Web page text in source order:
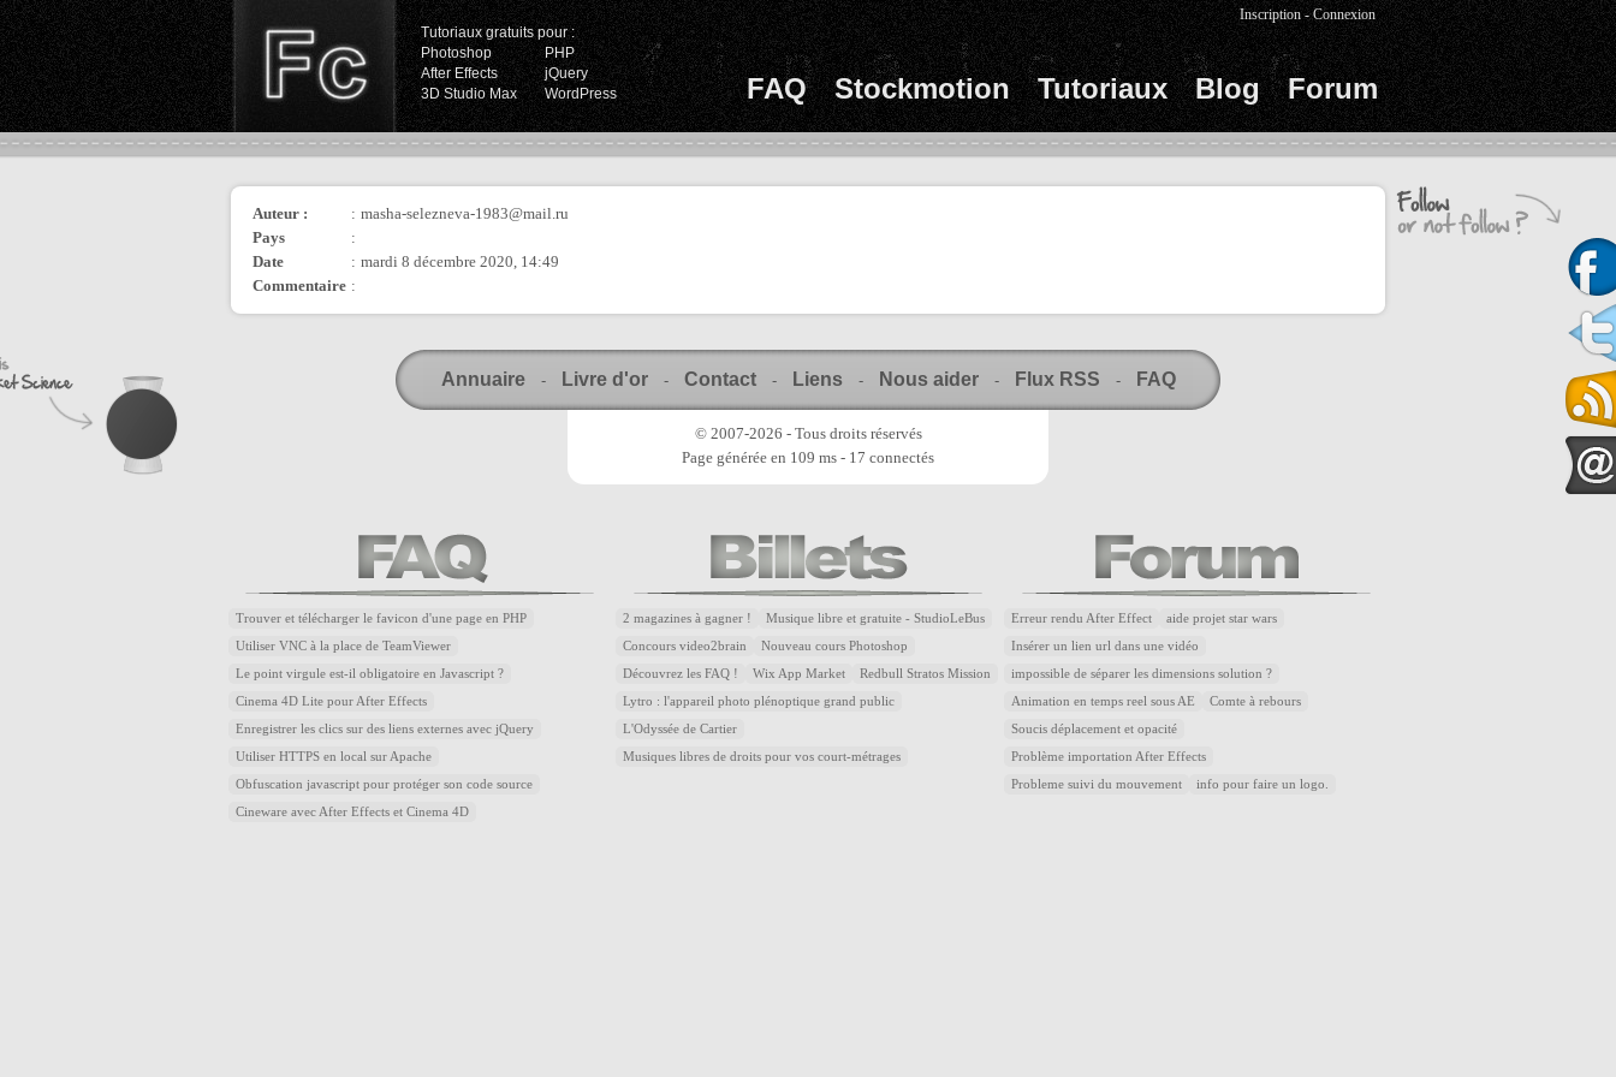
Tutoriaux gratuits pour :
Photoshop
PHP
After Effects
jQuery
3D Studio Max
WordPress FAQ Stockmotion Tutoriaux Blog Forum
Inscription -Connexion
Auteur : : masha-selezneva-1983@mail.ru
Pays
:
Date
: mardi 8 décembre 2020, 14:49
Commentaire :
Annuaire - Livre d'or - Contact - Liens - Nous aider - Flux RSS - FAQ
© 2007-2026 - Tous droits réservés
Page générée en 109 ms - 17 connectés
Trouver et télécharger le favicon d'une page en PHP
Utiliser VNC à la place de TeamViewer
Le point virgule est-il obligatoire en Javascript ?
Cinema 4D Lite pour After Effects
Enregistrer les clics sur des liens externes avec jQuery
Utiliser HTTPS en local sur Apache
Obfuscation javascript pour protéger son code source
Cineware avec After Effects et Cinema 4D
2 magazines à gagner ! Musique libre et gratuite - StudioLeBus
Concours video2brain Nouveau cours Photoshop
Découvrez les FAQ ! Wix App Market Redbull Stratos Mission
Lytro : l'appareil photo plénoptique grand public
L'Odyssée de Cartier
Musiques libres de droits pour vos court-métrages
Erreur rendu After Effect aide projet star wars
Insérer un lien url dans une vidéo
impossible de séparer les dimensions solution ?
Animation en temps reel sous AE Comte à rebours
Soucis déplacement et opacité
Problème importation After Effects
Probleme suivi du mouvement info pour faire un logo.